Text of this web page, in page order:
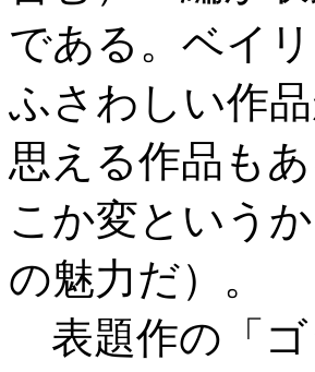
である。ベイ
ふさわしい作
思える作品も
こか変という
の魅力だ）。
表題作の「ゴ